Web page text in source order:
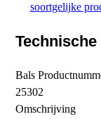
soortgelijke
Bals
25302
Omschrijving